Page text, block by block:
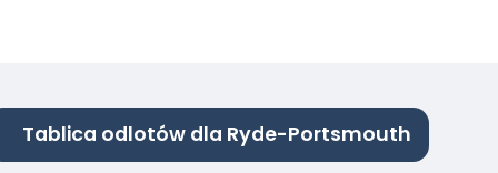
Tablica odlotów dla Ryde-Portsmouth